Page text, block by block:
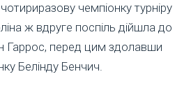
чемпіонку турніру
ж вдруге поспіль дійшла до
Гаррос, перед цим здолавши
Белінду Бенчич.